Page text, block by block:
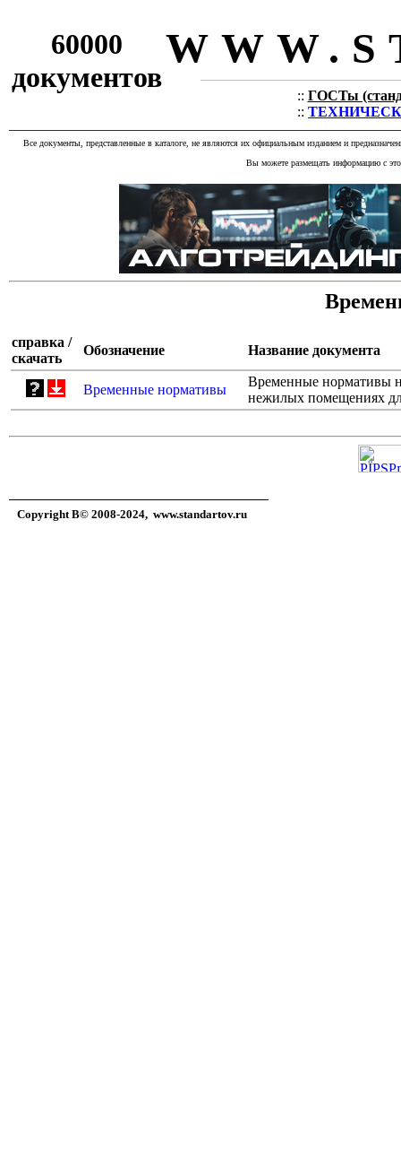
60000
документов
:: ГОСТы
::
Все документы, представленные в каталоге, не являются их официальным изданием и
Вы можете размещать информацию с
справка /
скачать
Обозначение Название документа
Временные нормативы
Временные нормативы
нежилых помещениях
Copyright В© 2008-2024, www.standartov.ru